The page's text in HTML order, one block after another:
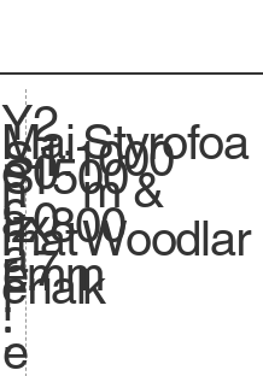
Y
e
a
r
:
Mai
n
mat
erial
:
S
c
a
l
e
S
iz
e.
2
0
0
7
1:1000
1500
x800
mm
Styrofoa
m &
Woodlar
k